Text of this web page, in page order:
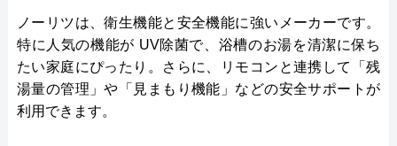
ノーリツは、衛生機能と安全機能に強いメーカーです。
特に人気の機能が UV除菌で、浴槽のお湯を清潔に保ち
たい家庭にぴったり。さらに、リモコンと連携して「残
湯量の管理」や「見まもり機能」などの安全サポートが
利用できます。